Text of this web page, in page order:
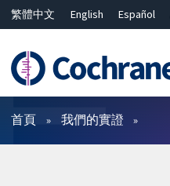
繁體中文 English Español
ไทย
简体中文
篩選條件
首頁 我們的實證